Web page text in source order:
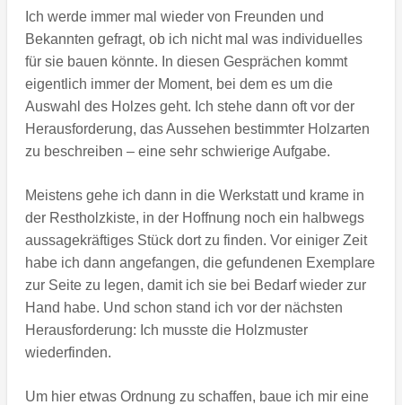
Ich werde immer mal wieder von Freunden und
Bekannten gefragt, ob ich nicht mal was individuelles
für sie bauen könnte. In diesen Gesprächen kommt
eigentlich immer der Moment, bei dem es um die
Auswahl des Holzes geht. Ich stehe dann oft vor der
Herausforderung, das Aussehen bestimmter Holzarten
zu beschreiben – eine sehr schwierige Aufgabe.
Meistens gehe ich dann in die Werkstatt und krame in
der Restholzkiste, in der Hoffnung noch ein halbwegs
aussagekräftiges Stück dort zu finden. Vor einiger Zeit
habe ich dann angefangen, die gefundenen Exemplare
zur Seite zu legen, damit ich sie bei Bedarf wieder zur
Hand habe. Und schon stand ich vor der nächsten
Herausforderung: Ich musste die Holzmuster
wiederfinden.
Um hier etwas Ordnung zu schaffen, baue ich mir eine